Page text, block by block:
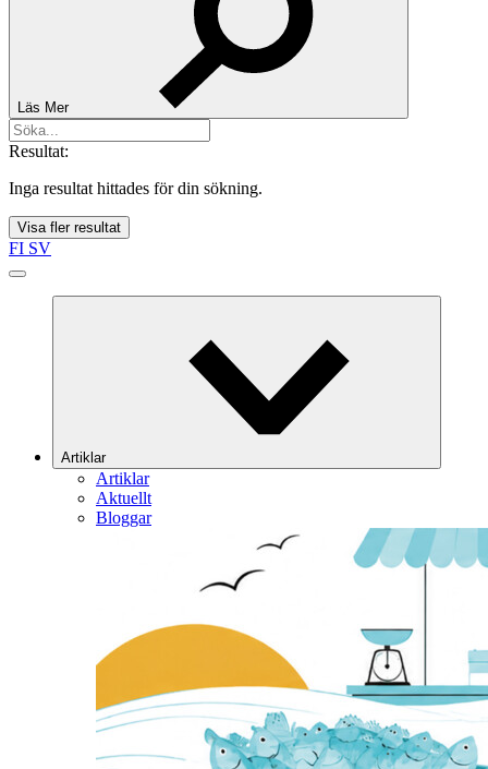
Läs Mer
Resultat:
Inga resultat hittades för din sökning.
Visa fler resultat
FI SV
Artiklar
Artiklar
Aktuellt
Bloggar